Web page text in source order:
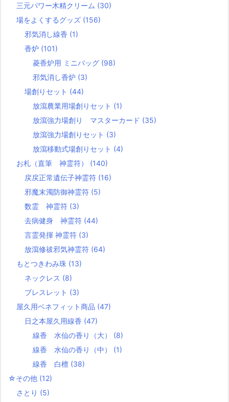
三元パワー木精クリーム (30)
場をよくするグッズ (156)
邪気消し線香 (1)
香炉 (101)
菱香炉用 ミニバッグ (98)
邪気消し香炉 (3)
場創りセット (44)
放瀉農業用場創りセット (1)
放瀉強力場創り マスターカード (35)
放瀉強力場創りセット (3)
放瀉移動式場創りセット (4)
お札（直筆 神霊符） (140)
戻戻正常遺伝子神霊符 (16)
邪魔末濁防御神霊符 (5)
数霊 神霊符 (3)
去病健身 神霊符 (44)
言霊発揮 神霊符 (3)
放瀉修祓邪気神霊符 (64)
もとつきわみ珠 (13)
ネックレス (8)
ブレスレット (3)
屋久用ベネフィット商品 (47)
日之本屋久用線香 (47)
線香 水仙の香り（大） (8)
線香 水仙の香り（中） (1)
線香 白檀 (38)
☆その他 (12)
さとり (5)